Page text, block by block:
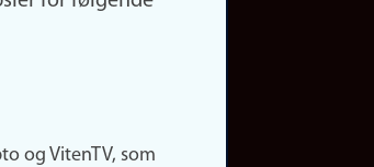
og VitenTV, som